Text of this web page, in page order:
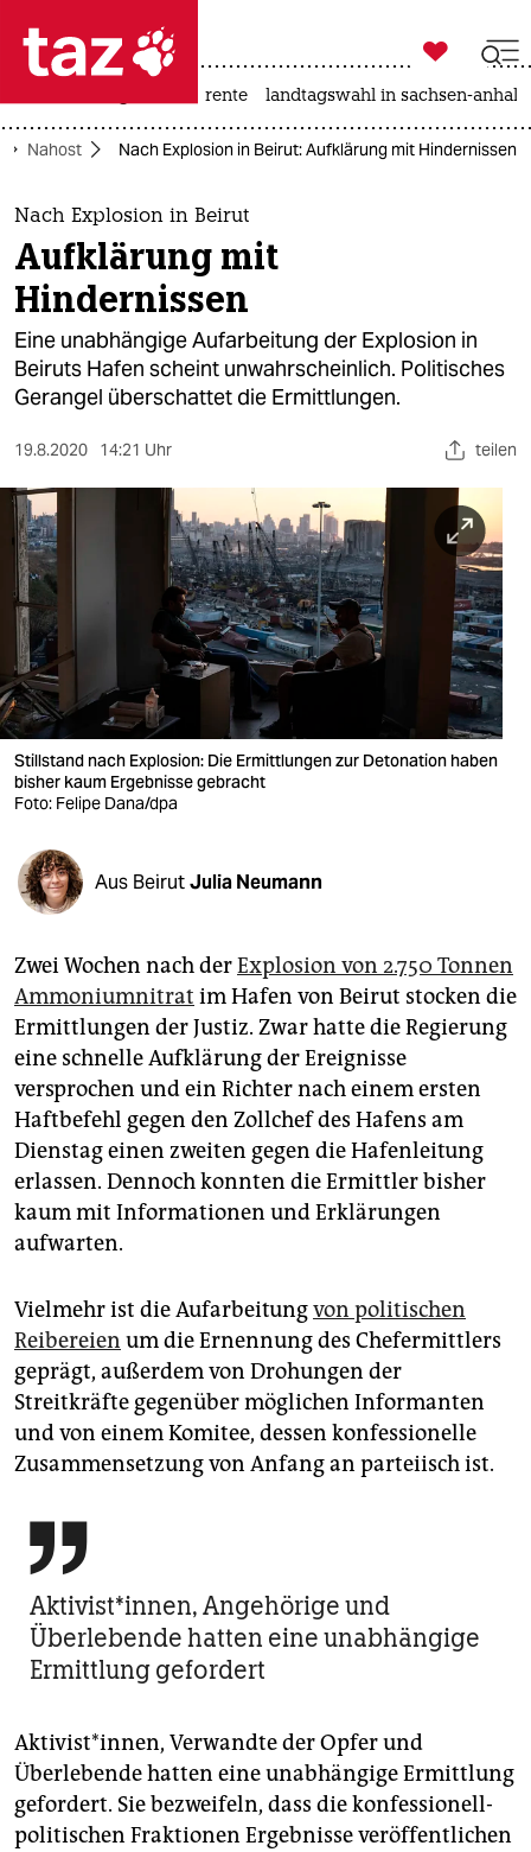
 taz zahl ich
taz zahl ich
themen
politik
öko
gesellschaft
sport
berlin
nord
wahrheit
verlag
verlag
veranstaltungen
fragen & hilfe
abo
genossenschaft
epaper login

taz zahl ich
rente landtagswahl in sachsen-anhalt
Nahost Nach Explosion in Beirut: Aufklärung mit Hindernissen
Nach Explosion in Beirut
Aufklärung mit
Hindernissen
Eine unabhängige Aufarbeitung der Explosion in
Beiruts Hafen scheint unwahrscheinlich. Politisches
Gerangel überschattet die Ermittlungen.
19.8.2020 14:21 Uhr teilen
Stillstand nach Explosion: Die Ermittlungen zur Detonation haben
bisher kaum Ergebnisse gebracht
Foto: Felipe Dana/dpa
Aus BeirutJulia Neumann
Zwei Wochen nach derExplosion von 2.750 Tonnen
Ammoniumnitrat im Hafen von Beirut stocken die
Ermittlungen der Justiz. Zwar hatte die Regierung
eine schnelle Aufklärung der Ereignisse
versprochen und ein Richter nach einem ersten
Haftbefehl gegen den Zollchef des Hafens am
Dienstag einen zweiten gegen die Hafenleitung
erlassen. Dennoch konnten die Ermittler bisher
kaum mit Informationen und Erklärungen
aufwarten.
Vielmehr ist die Aufarbeitungvon politischen
Reibereien um die Ernennung des Chefermittlers
geprägt, außerdem von Drohungen der
Streitkräfte gegenüber möglichen Informanten
und von einem Komitee, dessen konfessionelle
Zusammensetzung von Anfang an parteiisch ist.

Aktivist*innen, Angehörige und
Überlebende hatten eine unabhängige
Ermittlung gefordert
Aktivist*innen, Verwandte der Opfer und
Überlebende hatten eine unabhängige Ermittlung
gefordert. Sie bezweifeln, dass die konfessionell-
politischen Fraktionen Ergebnisse veröffentlichen